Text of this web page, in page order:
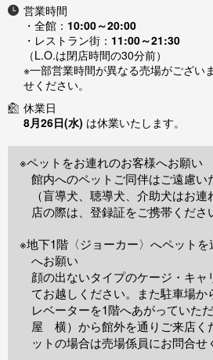
営業時間
・全館： 10:00～20:00
・レストラン街： 11:00～21:30
（L.O.は閉店時間の30分前）
※一部営業時間が異なる売場がござい
せください。
休業日
8月26日(水) は休業いたします。
※ペットをお連れのお客様へお願い
館内へのペットご同伴はご遠慮い
（盲導犬、聴導犬、介助犬はお
店の際は、登録証をご携帯くださ
※地下1階〈ジョーカー〉へペット
へお願い
顔の出ないタイプのケージ・キ
てお越しください。また駐車場か
レベーターを1階へあがっていた
屋 横）から館外を通りご来店く
ットの場合は売場係員にお問合せ